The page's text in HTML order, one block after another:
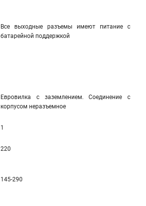
Все выходные разъемы имеют питание с
батарейной поддержкой
Евровилка с заземлением. Соединение с
корпусом неразъемное
1
220
145-290